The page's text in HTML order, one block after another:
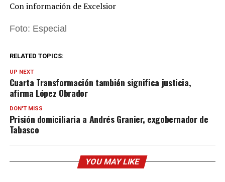
Con información de Excelsior
Foto: Especial
RELATED TOPICS:
UP NEXT
Cuarta Transformación también significa justicia,
afirma López Obrador
DON'T MISS
Prisión domiciliaria a Andrés Granier, exgobernador de
Tabasco
YOU MAY LIKE